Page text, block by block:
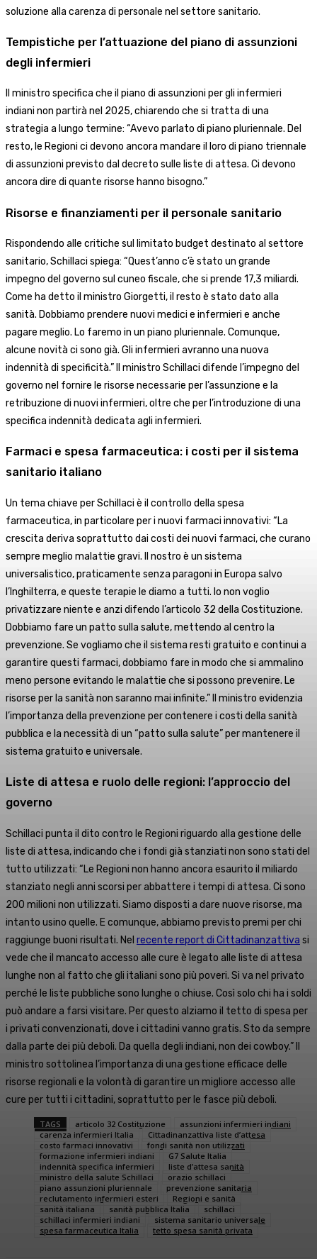
soluzione alla carenza di personale nel settore sanitario.
Tempistiche per l’attuazione del piano di assunzioni
degli infermieri
Il ministro specifica che il piano di assunzioni per gli infermieri
indiani non partirà nel 2025, chiarendo che si tratta di una
strategia a lungo termine: “Avevo parlato di piano pluriennale. Del
resto, le Regioni ci devono ancora mandare il loro di piano triennale
di assunzioni previsto dal decreto sulle liste di attesa. Ci devono
ancora dire di quante risorse hanno bisogno.”
Risorse e finanziamenti per il personale sanitario
Rispondendo alle critiche sul limitato budget destinato al settore
sanitario, Schillaci spiega: “Quest’anno c’è stato un grande
impegno del governo sul cuneo fiscale, che si prende 17,3 miliardi.
Come ha detto il ministro Giorgetti, il resto è stato dato alla
sanità. Dobbiamo prendere nuovi medici e infermieri e anche
pagare meglio. Lo faremo in un piano pluriennale. Comunque,
alcune novità ci sono già. Gli infermieri avranno una nuova
indennità di specificità.” Il ministro Schillaci difende l’impegno del
governo nel fornire le risorse necessarie per l’assunzione e la
retribuzione di nuovi infermieri, oltre che per l’introduzione di una
specifica indennità dedicata agli infermieri.
Farmaci e spesa farmaceutica: i costi per il sistema
sanitario italiano
Un tema chiave per Schillaci è il controllo della spesa
farmaceutica, in particolare per i nuovi farmaci innovativi: “La
crescita deriva soprattutto dai costi dei nuovi farmaci, che curano
sempre meglio malattie gravi. Il nostro è un sistema
universalistico, praticamente senza paragoni in Europa salvo
l’Inghilterra, e queste terapie le diamo a tutti. Io non voglio
privatizzare niente e anzi difendo l’articolo 32 della Costituzione.
Dobbiamo fare un patto sulla salute, mettendo al centro la
prevenzione. Se vogliamo che il sistema resti gratuito e continui a
garantire questi farmaci, dobbiamo fare in modo che si ammalino
meno persone evitando le malattie che si possono prevenire. Le
risorse per la sanità non saranno mai infinite.” Il ministro evidenzia
l’importanza della prevenzione per contenere i costi della sanità
pubblica e la necessità di un “patto sulla salute” per mantenere il
sistema gratuito e universale.
Liste di attesa e ruolo delle regioni: l’approccio del
governo
Schillaci punta il dito contro le Regioni riguardo alla gestione delle
liste di attesa, indicando che i fondi già stanziati non sono stati del
tutto utilizzati: “Le Regioni non hanno ancora esaurito il miliardo
stanziato negli anni scorsi per abbattere i tempi di attesa. Ci sono
200 milioni non utilizzati. Siamo disposti a dare nuove risorse, ma
intanto usino quelle. E comunque, abbiamo previsto premi per chi
raggiunge buoni risultati. Nel recente report di Cittadinanzattiva si
vede che il mancato accesso alle cure è legato alle liste di attesa
lunghe non al fatto che gli italiani sono più poveri. Si va nel privato
perché le liste pubbliche sono lunghe o chiuse. Così solo chi ha i soldi
può andare a farsi visitare. Per questo alziamo il tetto di spesa per
i privati convenzionati, dove i cittadini vanno gratis. Sto da sempre
dalla parte dei più deboli. Da quella degli indiani, non dei cowboy.” Il
ministro sottolinea l’importanza di una gestione efficace delle
risorse regionali e la volontà di garantire un migliore accesso alle
cure per tutti i cittadini, soprattutto per le fasce più deboli.
TAGS articolo 32 Costituzione
assunzioni infermieri indiani
carenza infermieri Italia
Cittadinanzattiva liste d’attesa
costo farmaci innovativi
fondi sanità non utilizzati
formazione infermieri indiani
G7 Salute Italia
indennità specifica infermieri
liste d’attesa sanità
ministro della salute Schillaci
orazio schillaci
piano assunzioni pluriennale
prevenzione sanitaria
reclutamento infermieri esteri
Regioni e sanità
sanità italiana
sanità pubblica Italia
schillaci
schillaci infermieri indiani
sistema sanitario universale
spesa farmaceutica Italia
tetto spesa sanità privata